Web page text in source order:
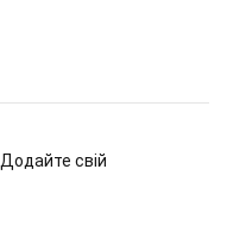
Додайте свій